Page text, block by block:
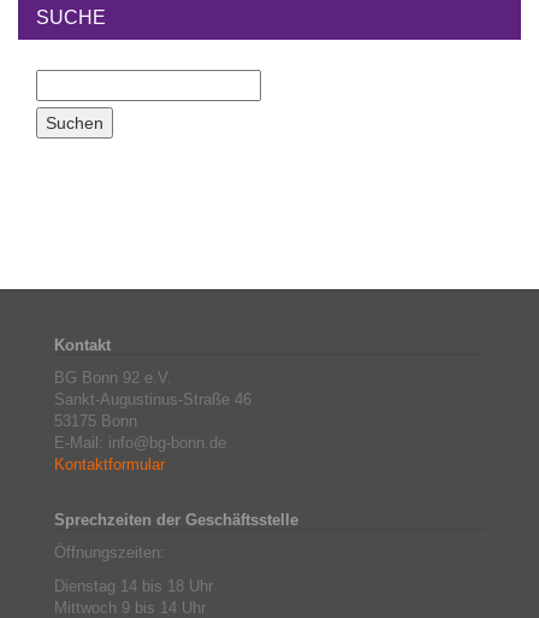
SUCHE
Kontakt
BG Bonn 92 e.V.
Sankt-Augustinus-Straße 46
53175 Bonn
E-Mail: info@bg-bonn.de
Kontaktformular
Sprechzeiten der Geschäftsstelle
Öffnungszeiten:
Dienstag 14 bis 18 Uhr
Mittwoch 9 bis 14 Uhr